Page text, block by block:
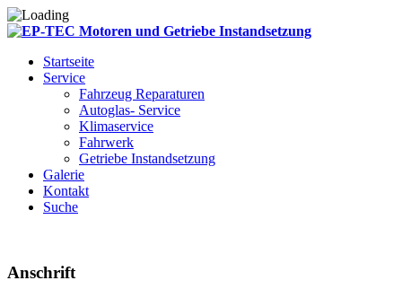
Startseite
Service
Fahrzeug Reparaturen
Autoglas- Service
Klimaservice
Fahrwerk
Getriebe Instandsetzung
Galerie
Kontakt
Suche
Anschrift